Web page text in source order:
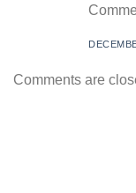
Comments are